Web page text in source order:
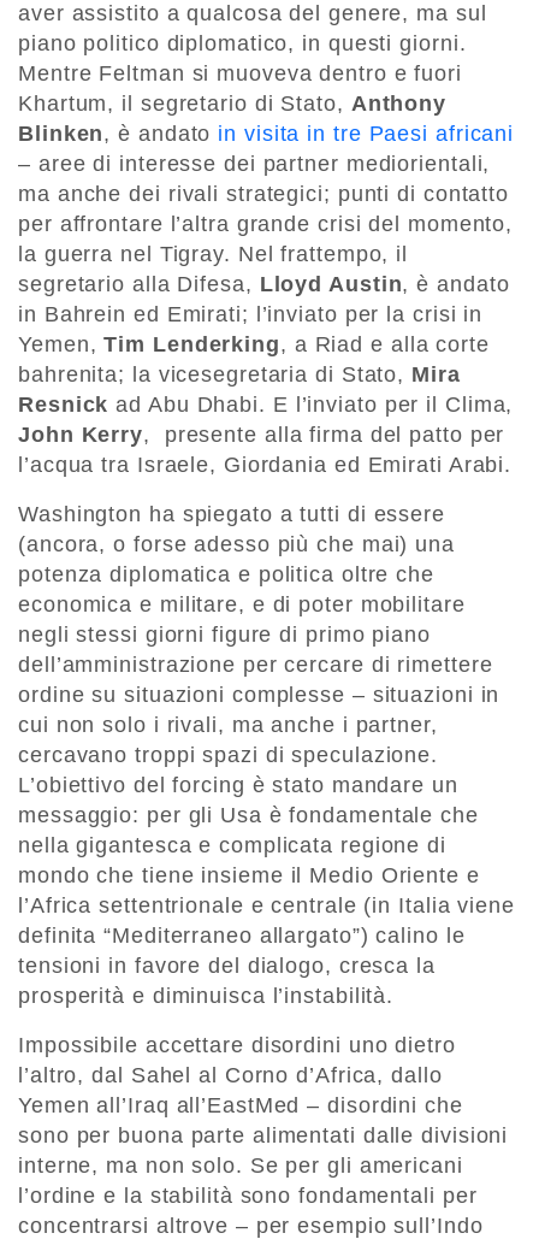
aver assistito a qualcosa del genere, ma sul
piano politico diplomatico, in questi giorni.
Mentre Feltman si muoveva dentro e fuori
Khartum, il segretario di Stato, Anthony
Blinken, è andato in visita in tre Paesi africani
– aree di interesse dei partner mediorientali,
ma anche dei rivali strategici; punti di contatto
per affrontare l’altra grande crisi del momento,
la guerra nel Tigray. Nel frattempo, il
segretario alla Difesa, Lloyd Austin, è andato
in Bahrein ed Emirati; l’inviato per la crisi in
Yemen,Tim Lenderking, a Riad e alla corte
bahrenita; la vicesegretaria di Stato, Mira
Resnick ad Abu Dhabi. E l’inviato per il Clima,
John Kerry, presente alla firma del patto per
l’acqua tra Israele, Giordania ed Emirati Arabi.
Washington ha spiegato a tutti di essere
(ancora, o forse adesso più che mai) una
potenza diplomatica e politica oltre che
economica e militare, e di poter mobilitare
negli stessi giorni figure di primo piano
dell’amministrazione per cercare di rimettere
ordine su situazioni complesse – situazioni in
cui non solo i rivali, ma anche i partner,
cercavano troppi spazi di speculazione.
L’obiettivo del forcing è stato mandare un
messaggio: per gli Usa è fondamentale che
nella gigantesca e complicata regione di
mondo che tiene insieme il Medio Oriente e
l’Africa settentrionale e centrale (in Italia viene
definita “Mediterraneo allargato”) calino le
tensioni in favore del dialogo, cresca la
prosperità e diminuisca l’instabilità.
Impossibile accettare disordini uno dietro
l’altro, dal Sahel al Corno d’Africa, dallo
Yemen all’Iraq all’EastMed – disordini che
sono per buona parte alimentati dalle divisioni
interne, ma non solo. Se per gli americani
l’ordine e la stabilità sono fondamentali per
concentrarsi altrove – per esempio sull’Indo